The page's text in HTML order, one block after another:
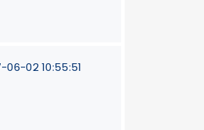
06-02 10:55:51